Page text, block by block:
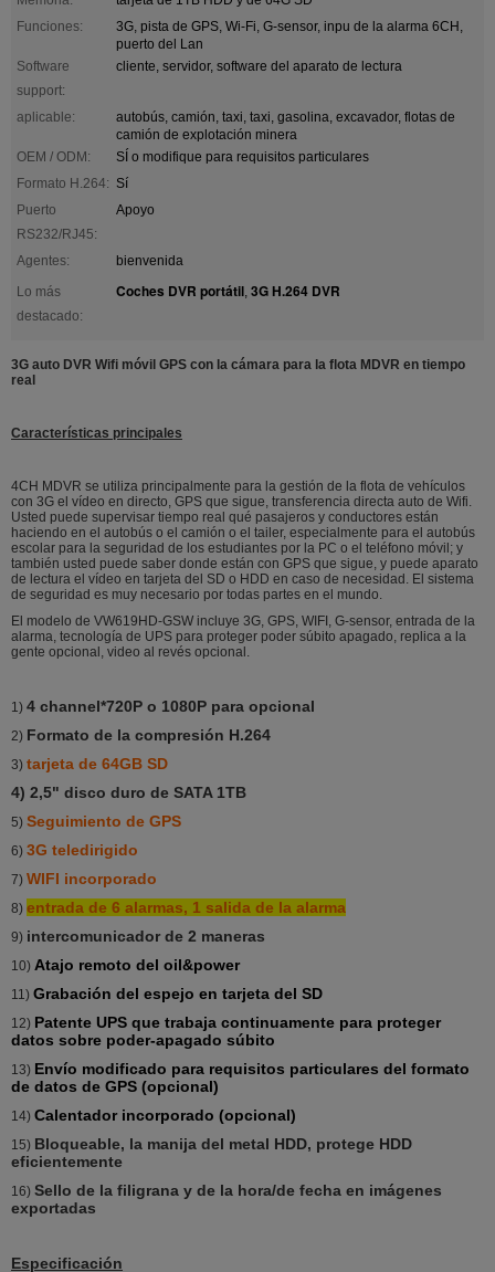
Funciones:
3G, pista de GPS, Wi-Fi, G-sensor, inpu de la alarma 6CH,
puerto del Lan
Software
support:
cliente, servidor, software del aparato de lectura
aplicable:
autobús, camión, taxi, taxi, gasolina, excavador, flotas de
camión de explotación minera
OEM / ODM:
SÍ o modifique para requisitos particulares
Formato H.264: Sí
Puerto
RS232/RJ45:
Apoyo
Agentes:
bienvenida
Lo más
destacado:
Coches DVR portátil, 3G H.264 DVR
3G auto DVR Wifi móvil GPS con la cámara para la flota MDVR en tiempo
real
Características principales
4CH MDVR se utiliza principalmente para la gestión de la flota de vehículos
con 3G el vídeo en directo, GPS que sigue, transferencia directa auto de Wifi.
Usted puede supervisar tiempo real qué pasajeros y conductores están
haciendo en el autobús o el camión o el tailer, especialmente para el autobús
escolar para la seguridad de los estudiantes por la PC o el teléfono móvil; y
también usted puede saber donde están con GPS que sigue, y puede aparato
de lectura el vídeo en tarjeta del SD o HDD en caso de necesidad. El sistema
de seguridad es muy necesario por todas partes en el mundo.
El modelo de VW619HD-GSW incluye 3G, GPS, WIFI, G-sensor, entrada de la
alarma, tecnología de UPS para proteger poder súbito apagado, replica a la
gente opcional, video al revés opcional.
1) 4 channel*720P o 1080P para opcional
2) Formato de la compresión H.264
3) tarjeta de 64GB SD
4) 2,5" disco duro de SATA 1TB
5) Seguimiento de GPS
6) 3G teledirigido
7) WIFI incorporado
8) entrada de 6 alarmas, 1 salida de la alarma
9) intercomunicador de 2 maneras
10) Atajo remoto del oil&power
11) Grabación del espejo en tarjeta del SD
12) Patente UPS que trabaja continuamente para proteger
datos sobre poder-apagado súbito
13) Envío modificado para requisitos particulares del formato
de datos de GPS (opcional)
14) Calentador incorporado (opcional)
15) Bloqueable, la manija del metal HDD, protege HDD
eficientemente
16) Sello de la filigrana y de la hora/de fecha en imágenes
exportadas
Especificación